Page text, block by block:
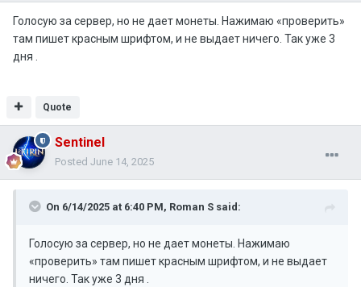
Голосую за сервер, но не дает монеты. Нажимаю «проверить»
там пишет красным шрифтом, и не выдает ничего. Так уже 3
дня .
Quote
Sentinel
Posted June 14, 2025
On 6/14/2025 at 6:40 PM, Roman S said:
Голосую за сервер, но не дает монеты. Нажимаю
«проверить» там пишет красным шрифтом, и не выдает
ничего. Так уже 3 дня .